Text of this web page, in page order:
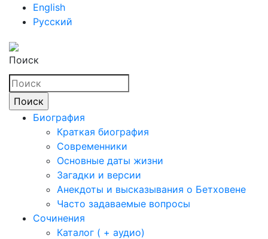
English
Русский
Поиск
Биография
Краткая биография
Современники
Основные даты жизни
Загадки и версии
Анекдоты и высказывания о Бетховене
Часто задаваемые вопросы
Сочинения
Каталог ( + аудио)